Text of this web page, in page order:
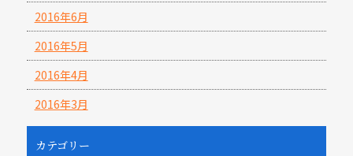
2016年6月
2016年5月
2016年4月
2016年3月
カテゴリー